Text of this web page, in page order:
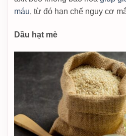
máu, từ đó hạn chế nguy cơ
Dầu hạt mè